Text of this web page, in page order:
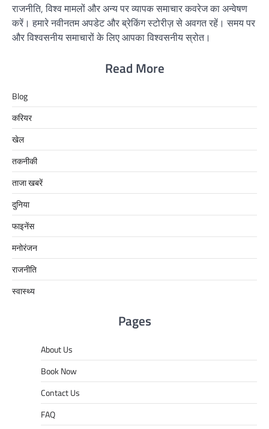
राजनीति, विश्व मामलों और अन्य पर व्यापक समाचार कवरेज का अन्वेषण
करें। हमारे नवीनतम अपडेट और ब्रेकिंग स्टोरीज़ से अवगत रहें। समय पर
और विश्वसनीय समाचारों के लिए आपका विश्वसनीय स्रोत।
Read More
Blog
करियर
खेल
तकनीकी
ताजा खबरें
दुनिया
फाइनेंस
मनोरंजन
राजनीति
स्वास्थ्य
Pages
About Us
Book Now
Contact Us
FAQ